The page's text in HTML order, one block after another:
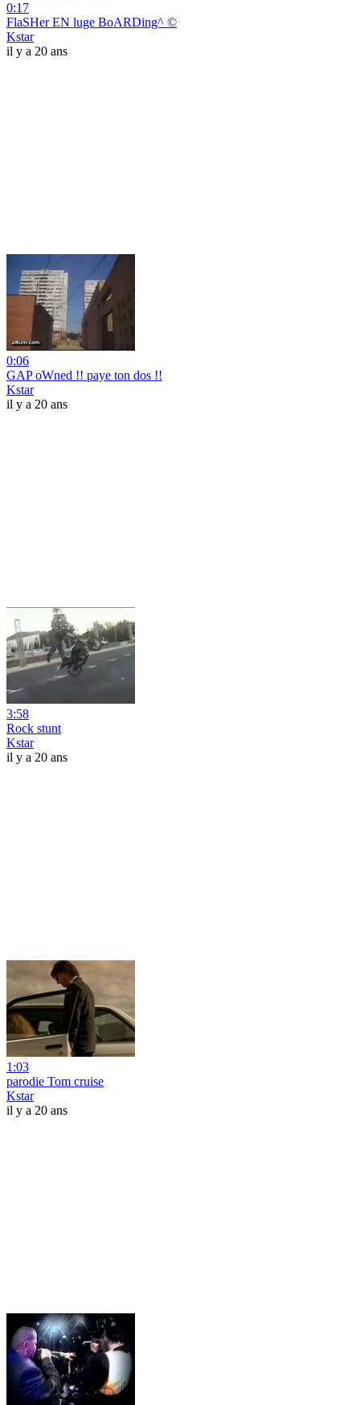
0:17
FlaSHer EN luge BoARDing^ ©
Kstar
il y a 20 ans
0:06
GAP oWned !! paye ton dos !!
Kstar
il y a 20 ans
3:58
Rock stunt
Kstar
il y a 20 ans
1:03
parodie Tom cruise
Kstar
il y a 20 ans